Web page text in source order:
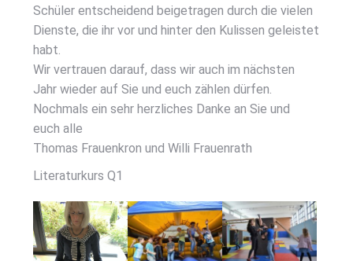
Schü­ler ent­schei­dend bei­getra­gen durch die vie­len
Diens­te, die ihr vor und hin­ter den Kulis­sen geleis­tet
habt.
Wir ver­trau­en dar­auf, dass wir auch im nächs­ten
Jahr wie­der auf Sie und euch zäh­len dür­fen.
Noch­mals ein sehr herz­li­ches Dan­ke an Sie und
euch alle
Tho­mas Frau­en­kron und Wil­li Frau­en­rath
Lite­ra­tur­kurs Q1